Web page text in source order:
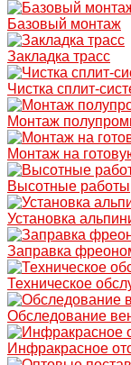
Базовый монтаж
Закладка трасс
Чистка сплит-
Монтаж
Монтаж на
Высотные работы
Установка
Заправка
Техническое
Обследование
Инфракрасное